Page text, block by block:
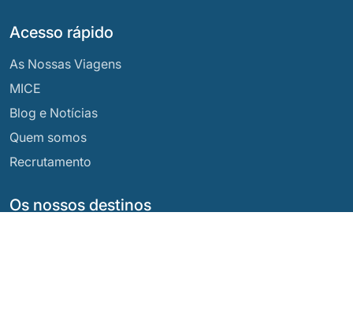
Os nossos destinos
Acesso rápido
As Nossas Viagens
MICE
Blog e Notícias
Quem somos
Recrutamento